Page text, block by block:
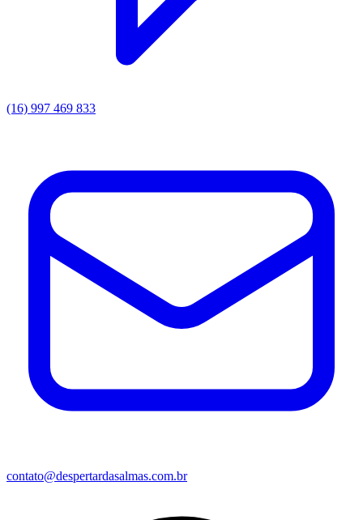
(16) 997 469 833
contato@despertardasalmas.com.br